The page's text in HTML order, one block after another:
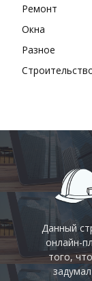
Ремонт
Окна
Разное
Данный
онлайн-
того,